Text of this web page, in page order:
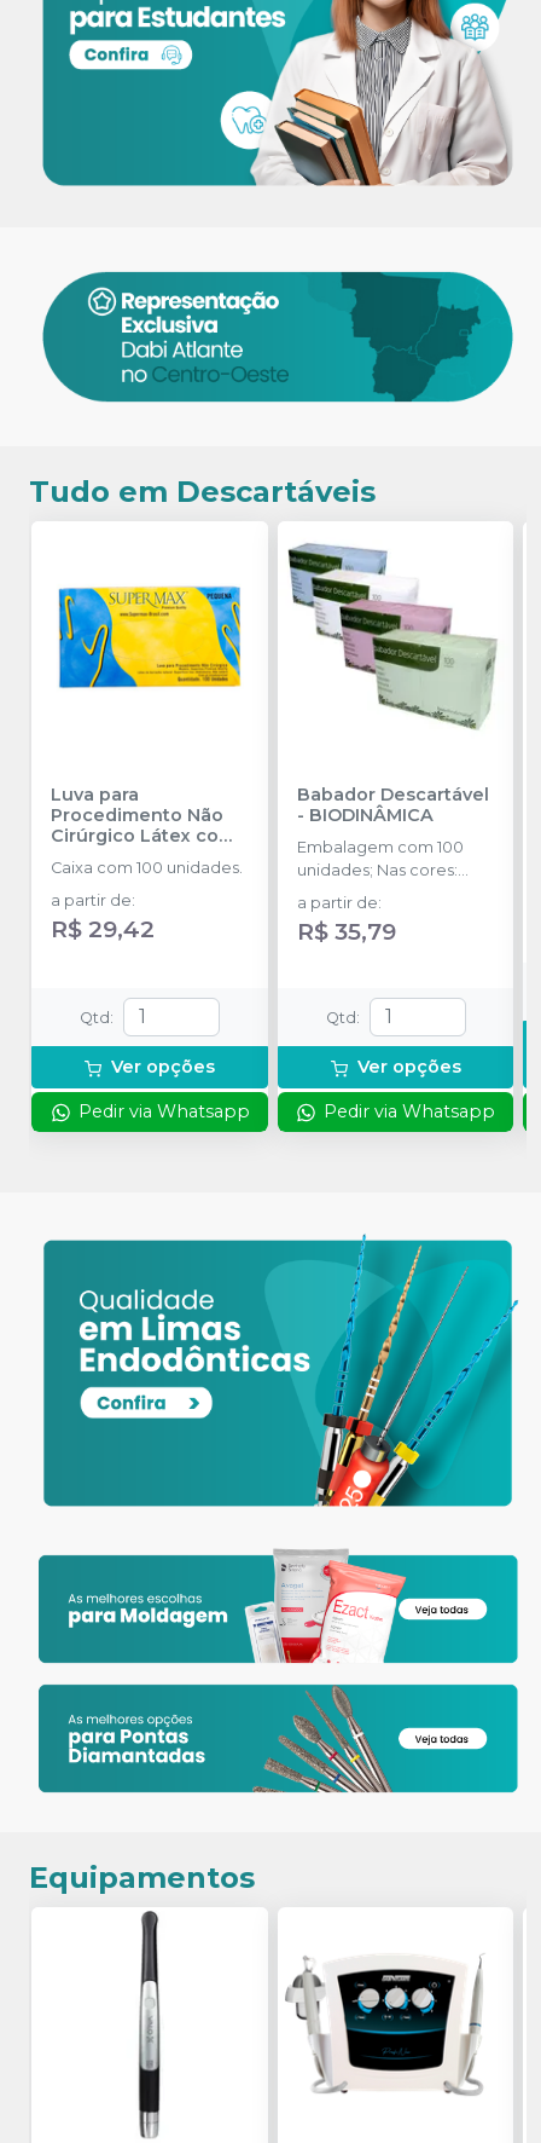
Tudo em Descartáveis
Luva para
Procedimento Não
Cirúrgico Látex com
Pó
SUPERMAX
Caixa com 100 unidades.
a partir de:
R$ 29,42
Qtd:
Ver opções
Pedir via Whatsapp
Babador Descartável
- BIODINÂMICA
Embalagem com 100
unidades; Nas cores:
Branco, Amarelo, Azul,
Rosa, Verde e Misto.
a partir de:
R$ 35,79
Qtd:
Ver opções
Pedir via Whatsapp
Equipamentos